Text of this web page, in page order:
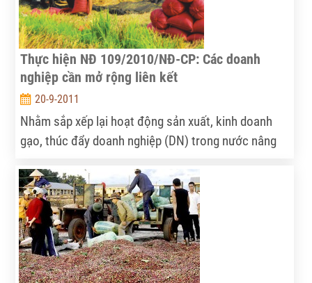
Thực hiện NĐ 109/2010/NĐ-CP: Các doanh
nghiệp cần mở rộng liên kết
20-9-2011
Nhằm sắp xếp lại hoạt động sản xuất, kinh doanh
gạo, thúc đẩy doanh nghiệp (DN) trong nước nâng
Nghị định 109/2010/NĐ-CP . Theo đó, từ ngày
1/10/2011, thương nhân không có giấy chứng nhận
sẽ không được tham gia kinh doanh xuất khẩu gạo.